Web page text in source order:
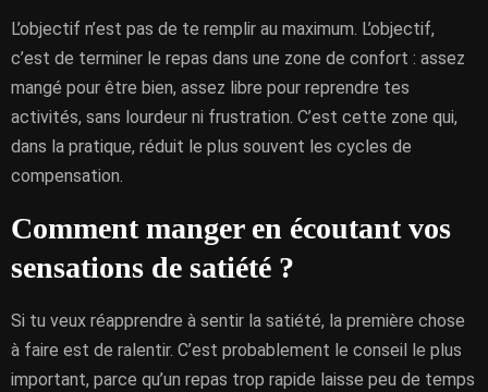
L’objectif n’est pas de te remplir au maximum. L’objectif,
c’est de terminer le repas dans une zone de confort : assez
mangé pour être bien, assez libre pour reprendre tes
activités, sans lourdeur ni frustration. C’est cette zone qui,
dans la pratique, réduit le plus souvent les cycles de
compensation.
Comment manger en écoutant vos
sensations de satiété ?
Si tu veux réapprendre à sentir la satiété, la première chose
à faire est de ralentir. C’est probablement le conseil le plus
important, parce qu’un repas trop rapide laisse peu de temps